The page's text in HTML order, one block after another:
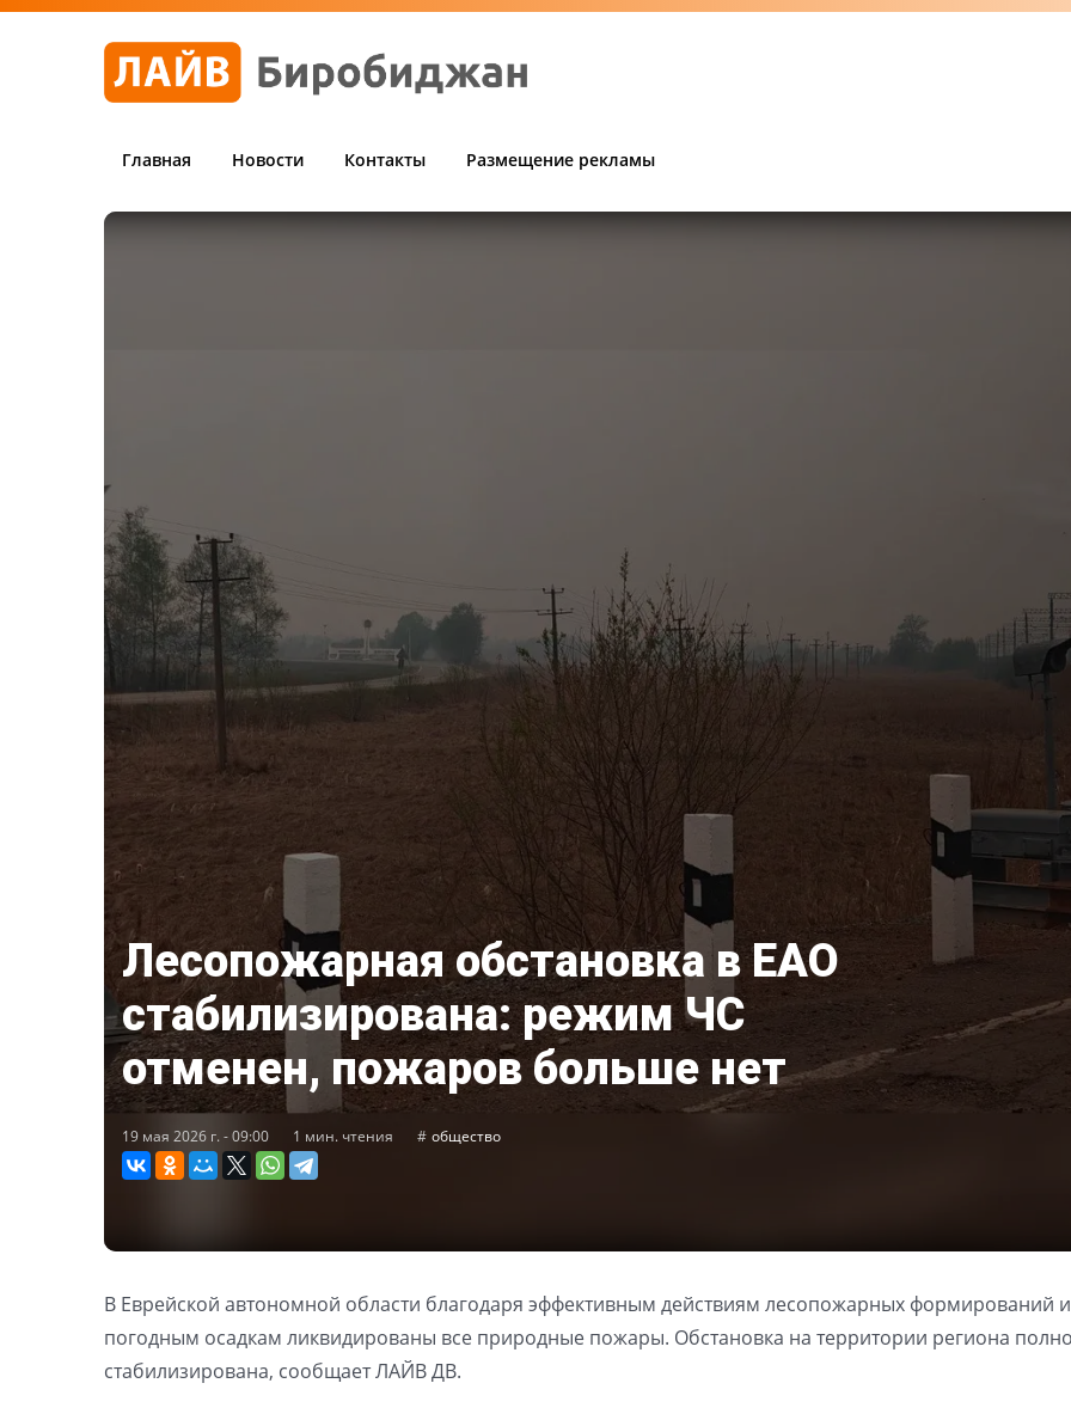
Главная Новости Контакты Размещение рекламы
Лесопожарная обстановка в ЕАО
стабилизирована: режим ЧС
отменен, пожаров больше нет
19 мая 2026 г. - 09:00 1 мин. чтения общество
В Еврейской автономной области благодаря эффективным действиям лесопожарных формирований и
погодным осадкам ликвидированы все природные пожары. Обстановка на территории региона
стабилизирована, сообщает ЛАЙВ ДВ.